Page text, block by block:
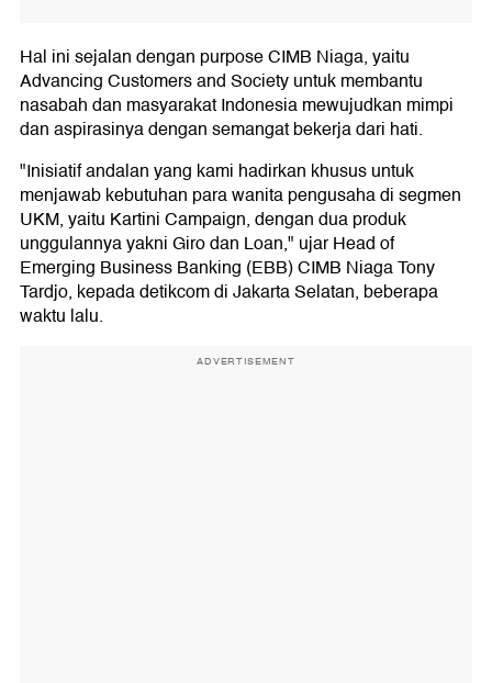
Hal ini sejalan dengan purpose CIMB Niaga, yaitu
Advancing Customers and Society untuk membantu
nasabah dan masyarakat Indonesia mewujudkan mimpi
dan aspirasinya dengan semangat bekerja dari hati.
"Inisiatif andalan yang kami hadirkan khusus untuk
menjawab kebutuhan para wanita pengusaha di segmen
UKM, yaitu Kartini Campaign, dengan dua produk
unggulannya yakni Giro dan Loan," ujar Head of
Emerging Business Banking (EBB) CIMB Niaga Tony
Tardjo, kepada detikcom di Jakarta Selatan, beberapa
waktu lalu.
ADVERTISEMENT